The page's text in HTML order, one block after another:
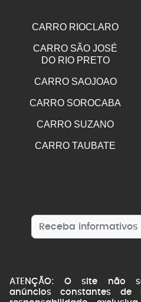
CARRO RIOCLARO
CARRO SÃO JOSÉ
DO RIO PRETO
CARRO SAOJOAO
CARRO SOROCABA
CARRO SUZANO
CARRO TAUBATE
ATENÇÃO: O site não
anúncios constantes